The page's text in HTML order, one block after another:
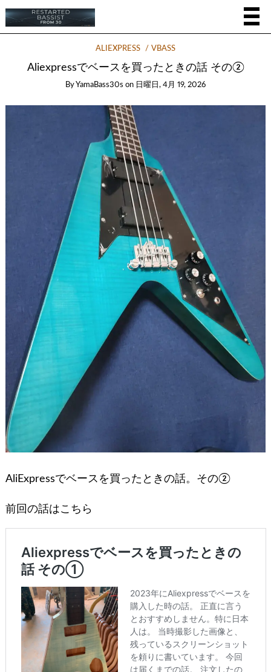
ALIEXPRESS VBASS
Aliexpressでベースを買ったときの話 その②
ByYamaBass30s on 日曜日, 4月 19, 2026
AliExpressでベースを買ったときの話。その②
前回の話はこちら